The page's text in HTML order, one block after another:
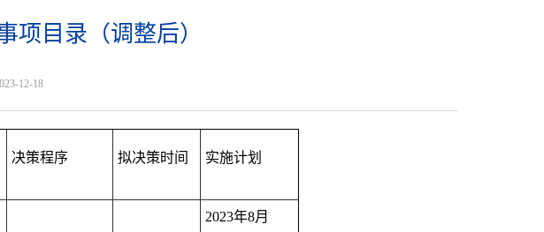
项目录（调整后）
12-18
决策程序 拟决策时间 实施计划
2023年8月